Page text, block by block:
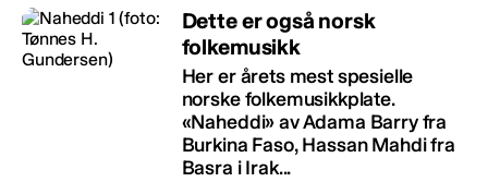
Dette er også norsk
folkemusikk
Her er årets mest spesielle
norske folkemusikkplate.
«Naheddi» av Adama Barry fra
Burkina Faso, Hassan Mahdi fra
Basra i Irak...